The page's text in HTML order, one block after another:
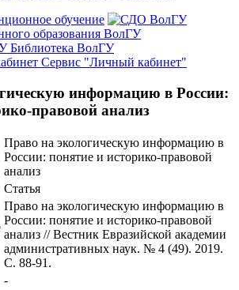
обучение
образования ВолГУ
Библиотека ВолГУ
Сервис "Личный кабинет"
информацию в России:
правовой анализ
Право на экологическую информацию в
России: понятие и историко-правовой
анализ
Статья
Право на экологическую информацию в
России: понятие и историко-правовой
анализ // Вестник Евразийской академии
административных наук. № 4 (49). 2019.
С. 88-91.
-